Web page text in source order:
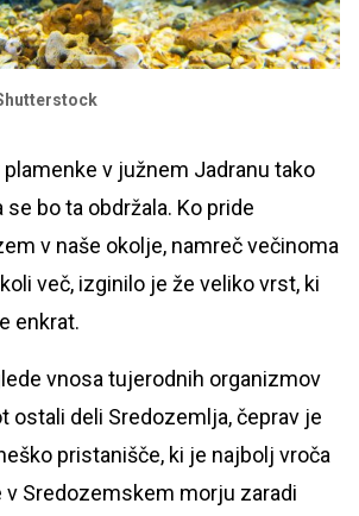
v južnem Jadranu tako
se bo ta obdržala. Ko pride
v naše okolje, namreč večinoma
več, izginilo je že veliko vrst, ki
enkrat.
vnosa tujerodnih organizmov
ostali deli Sredozemlja, čeprav je
pristanišče, ki je najbolj vroča
v Sredozemskem morju zaradi